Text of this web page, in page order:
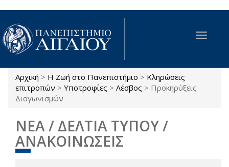
Παράκαμψη προς το κυρίως περιεχόμενο
Toggle
Είστε εδώ
Αρχική > Η Ζωή στο Πανεπιστήμιο > Κληρώσεις
επιτροπών > Υποτροφίες > Λέσβος > Προκηρύξεις
Διαγωνισμών
ΝΕΑ / ΔΕΛΤΙΑ ΤΥΠΟΥ /
ΑΝΑΚΟΙΝΩΣΕΙΣ